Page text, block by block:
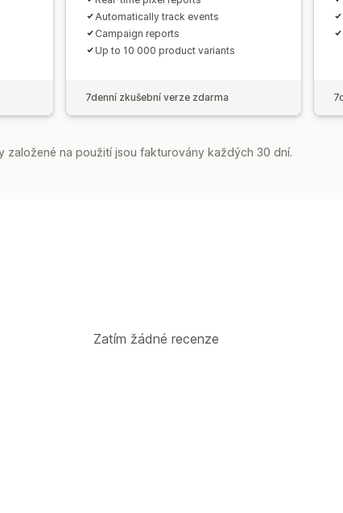
Automatically track events
Campaign reports
Up to 10 000 product variants
7denní zkušební verze zdarma
na použití jsou fakturovány každých 30 dní.
Zatím žádné recenze